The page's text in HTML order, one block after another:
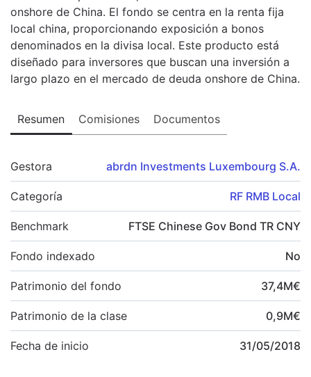
onshore de China. El fondo se centra en la renta fija
local china, proporcionando exposición a bonos
denominados en la divisa local. Este producto está
diseñado para inversores que buscan una inversión a
largo plazo en el mercado de deuda onshore de China.
Resumen Comisiones Documentos
Gestora abrdn Investments Luxembourg S.A.
Categoría RF RMB Local
Benchmark FTSE Chinese Gov Bond TR CNY
Fondo indexado No
Patrimonio del fondo 37,4M€
Patrimonio de la clase 0,9M€
Fecha de inicio 31/05/2018